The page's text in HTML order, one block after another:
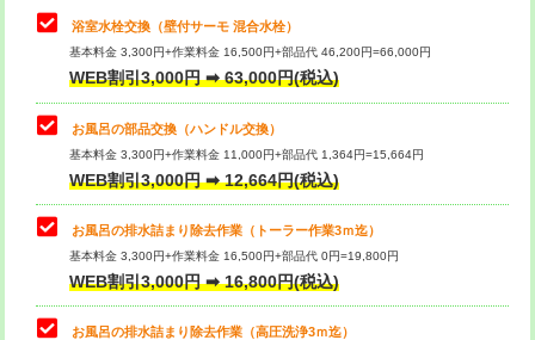
理・調整・分解・加工など（中作業）
止水・漏水調査・防水処理・清掃・修
理・調整・分解・加工など（重作業）
33,000円
トイレタンク脱着
トイレ便器脱着
タンクレストイレ脱着 33,000円
小便器トイレ脱着
その他部品の脱着 8,800円～
浴室水栓交換（壁付サーモ 混合水栓）
基本料金 3,300円+作業料金 16,500円+部品代 46,200円=66,000円
WEB割引3,000円 ➡ 63,000円(税込)
お風呂の部品交換（ハンドル交換）
基本料金 3,300円+作業料金 11,000円+部品代 1,364円=15,664円
WEB割引3,000円 ➡ 12,664円(税込)
お風呂の排水詰まり除去作業（トーラー作業3ｍ迄）
基本料金 3,300円+作業料金 16,500円+部品代 0円=19,800円
WEB割引3,000円 ➡ 16,800円(税込)
お風呂の排水詰まり除去作業（高圧洗浄3ｍ迄）